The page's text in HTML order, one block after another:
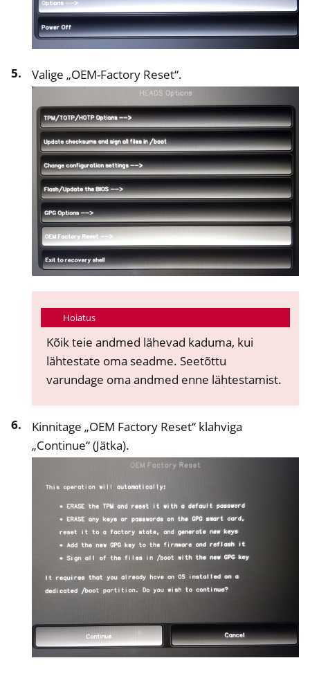
Valige „OEM-Factory Reset“.
Hoiatus
Kõik teie andmed lähevad kaduma, kui
lähtestate oma seadme. Seetõttu
varundage oma andmed enne lähtestamist.
Kinnitage „OEM Factory Reset“ klahviga
„Continue“ (Jätka).